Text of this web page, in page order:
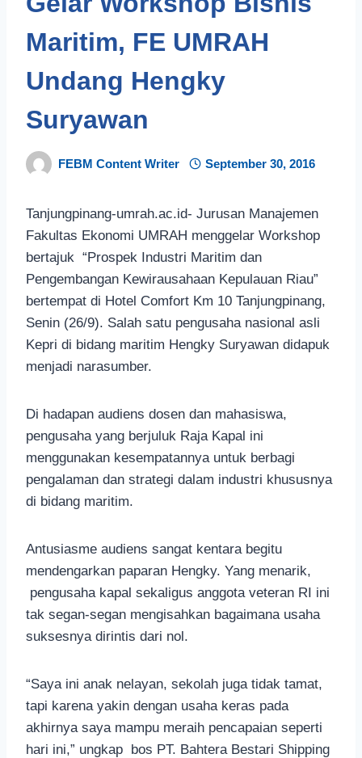
Maritim, FE UMRAH
Undang Hengky
Suryawan
FEBM Content Writer September 30, 2016
Tanjungpinang-umrah.ac.id- Jurusan Manajemen
Fakultas Ekonomi UMRAH menggelar Workshop
bertajuk “Prospek Industri Maritim dan
Pengembangan Kewirausahaan Kepulauan Riau”
bertempat di Hotel Comfort Km 10 Tanjungpinang,
Senin (26/9). Salah satu pengusaha nasional asli
Kepri di bidang maritim Hengky Suryawan didapuk
menjadi narasumber.
Di hadapan audiens dosen dan mahasiswa,
pengusaha yang berjuluk Raja Kapal ini
menggunakan kesempatannya untuk berbagi
pengalaman dan strategi dalam industri khususnya
di bidang maritim.
Antusiasme audiens sangat kentara begitu
mendengarkan paparan Hengky. Yang menarik,
pengusaha kapal sekaligus anggota veteran RI ini
tak segan-segan mengisahkan bagaimana usaha
suksesnya dirintis dari nol.
“Saya ini anak nelayan, sekolah juga tidak tamat,
tapi karena yakin dengan usaha keras pada
akhirnya saya mampu meraih pencapaian seperti
hari ini,” ungkap bos PT. Bahtera Bestari Shipping